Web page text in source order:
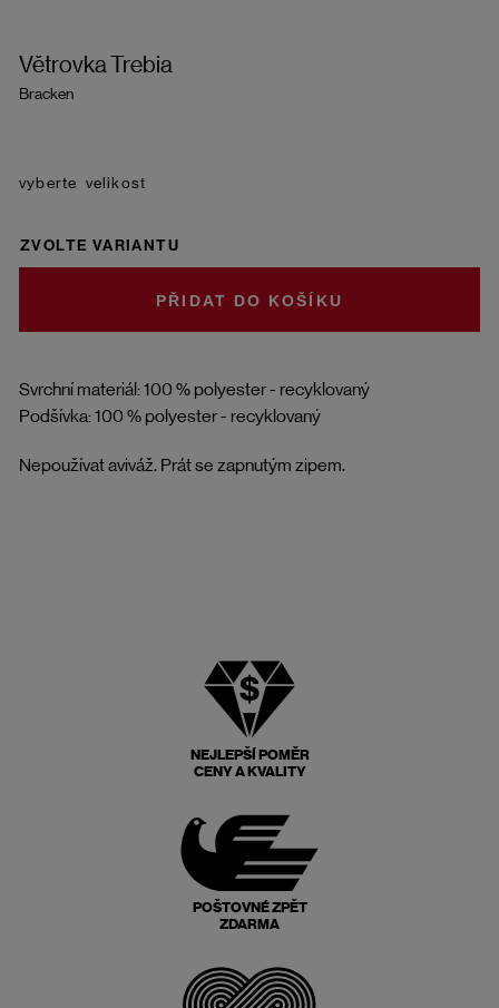
Větrovka Trebia
Bracken
Svrchní materiál: 100 % polyester - recyklovaný
Podšívka: 100 % polyester - recyklovaný
Nepoužívat aviváž. Prát se zapnutým zipem.
velikost
ZVOLTE VARIANTU
DO KOŠÍKU
NEJLEPŠÍ POMĚR
CENY A KVALITY
POŠTOVNÉ ZPĚT
ZDARMA